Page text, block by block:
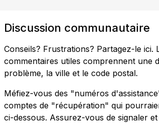
Discussion communautaire
Conseils? Frustrations? Partagez-le ici.
commentaires utiles comprennent une
problème, la ville et le code postal.
Méfiez-vous des "numéros
comptes de "récupération" qui
ci-dessous. Assurez-vous de signaler